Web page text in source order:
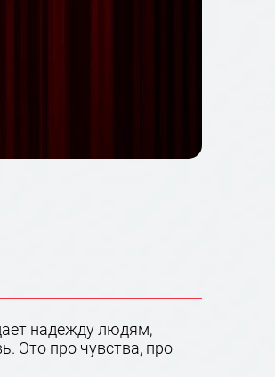
надежду людям,
Это про чувства, про